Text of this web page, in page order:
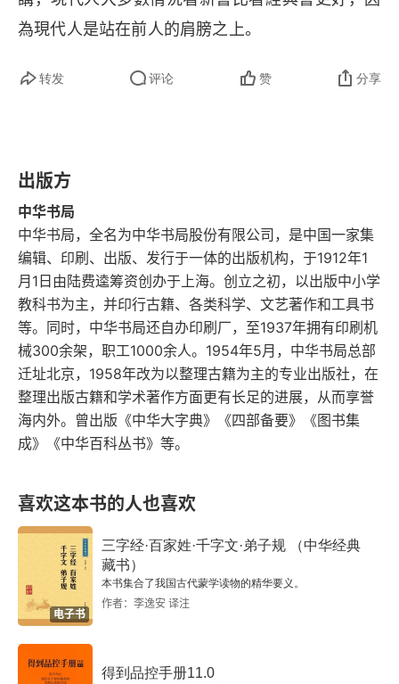
卷二十
卷二十三
卷二十四
卷二十五
卷二十六
说文解字（五）
卷二十七
卷二十八
卷三十
主要参考书目
音节检字表
笔画检字表
為現代人是站在前人的肩膀之上。
转发 评论 赞 分享
出版方
中华书局
中华书局，全名为中华书局股份有限公司，是中国一家集
编辑、印刷、出版、发行于一体的出版机构，于1912年1
月1日由陆费逵筹资创办于上海。创立之初，以出版中小学
教科书为主，并印行古籍、各类科学、文艺著作和工具书
等。同时，中华书局还自办印刷厂，至1937年拥有印刷机
械300余架，职工1000余人。1954年5月，中华书局总部
迁址北京，1958年改为以整理古籍为主的专业出版社，在
整理出版古籍和学术著作方面更有长足的进展，从而享誉
海内外。曾出版《中华大字典》《四部备要》《图书集
成》《中华百科丛书》等。
喜欢这本书的人也喜欢
电子书
三字经·百家姓·千字文·弟子规 （中华经典
藏书）
本书集合了我国古代蒙学读物的精华要义。
作者：李逸安 译注
得到品控手册11.0